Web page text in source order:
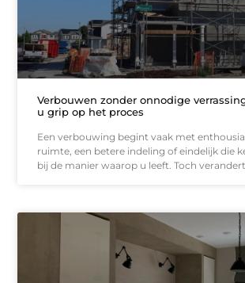
Verbouwen zonder onnodige
u grip op het proces
Een verbouwing begint vaak met
ruimte, een betere indeling of eindelijk die
bij de manier waarop u leeft. Toch verandert